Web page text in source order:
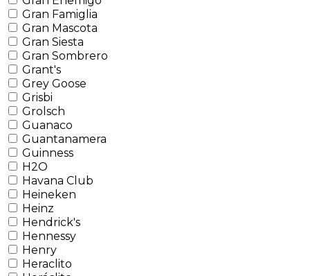
Gran Famiglia
Gran Mascota
Gran Siesta
Gran Sombrero
Grant's
Grey Goose
Grisbi
Grolsch
Guanaco
Guantanamera
Guinness
H2O
Havana Club
Heineken
Heinz
Hendrick's
Hennessy
Henry
Heraclito